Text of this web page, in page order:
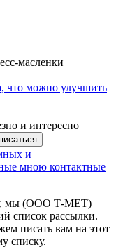
масленки
что можно улучшить
и интересно
и
мною контактные
мы (ООО Т-МЕТ)
список рассылки.
писать вам на этот
списку.